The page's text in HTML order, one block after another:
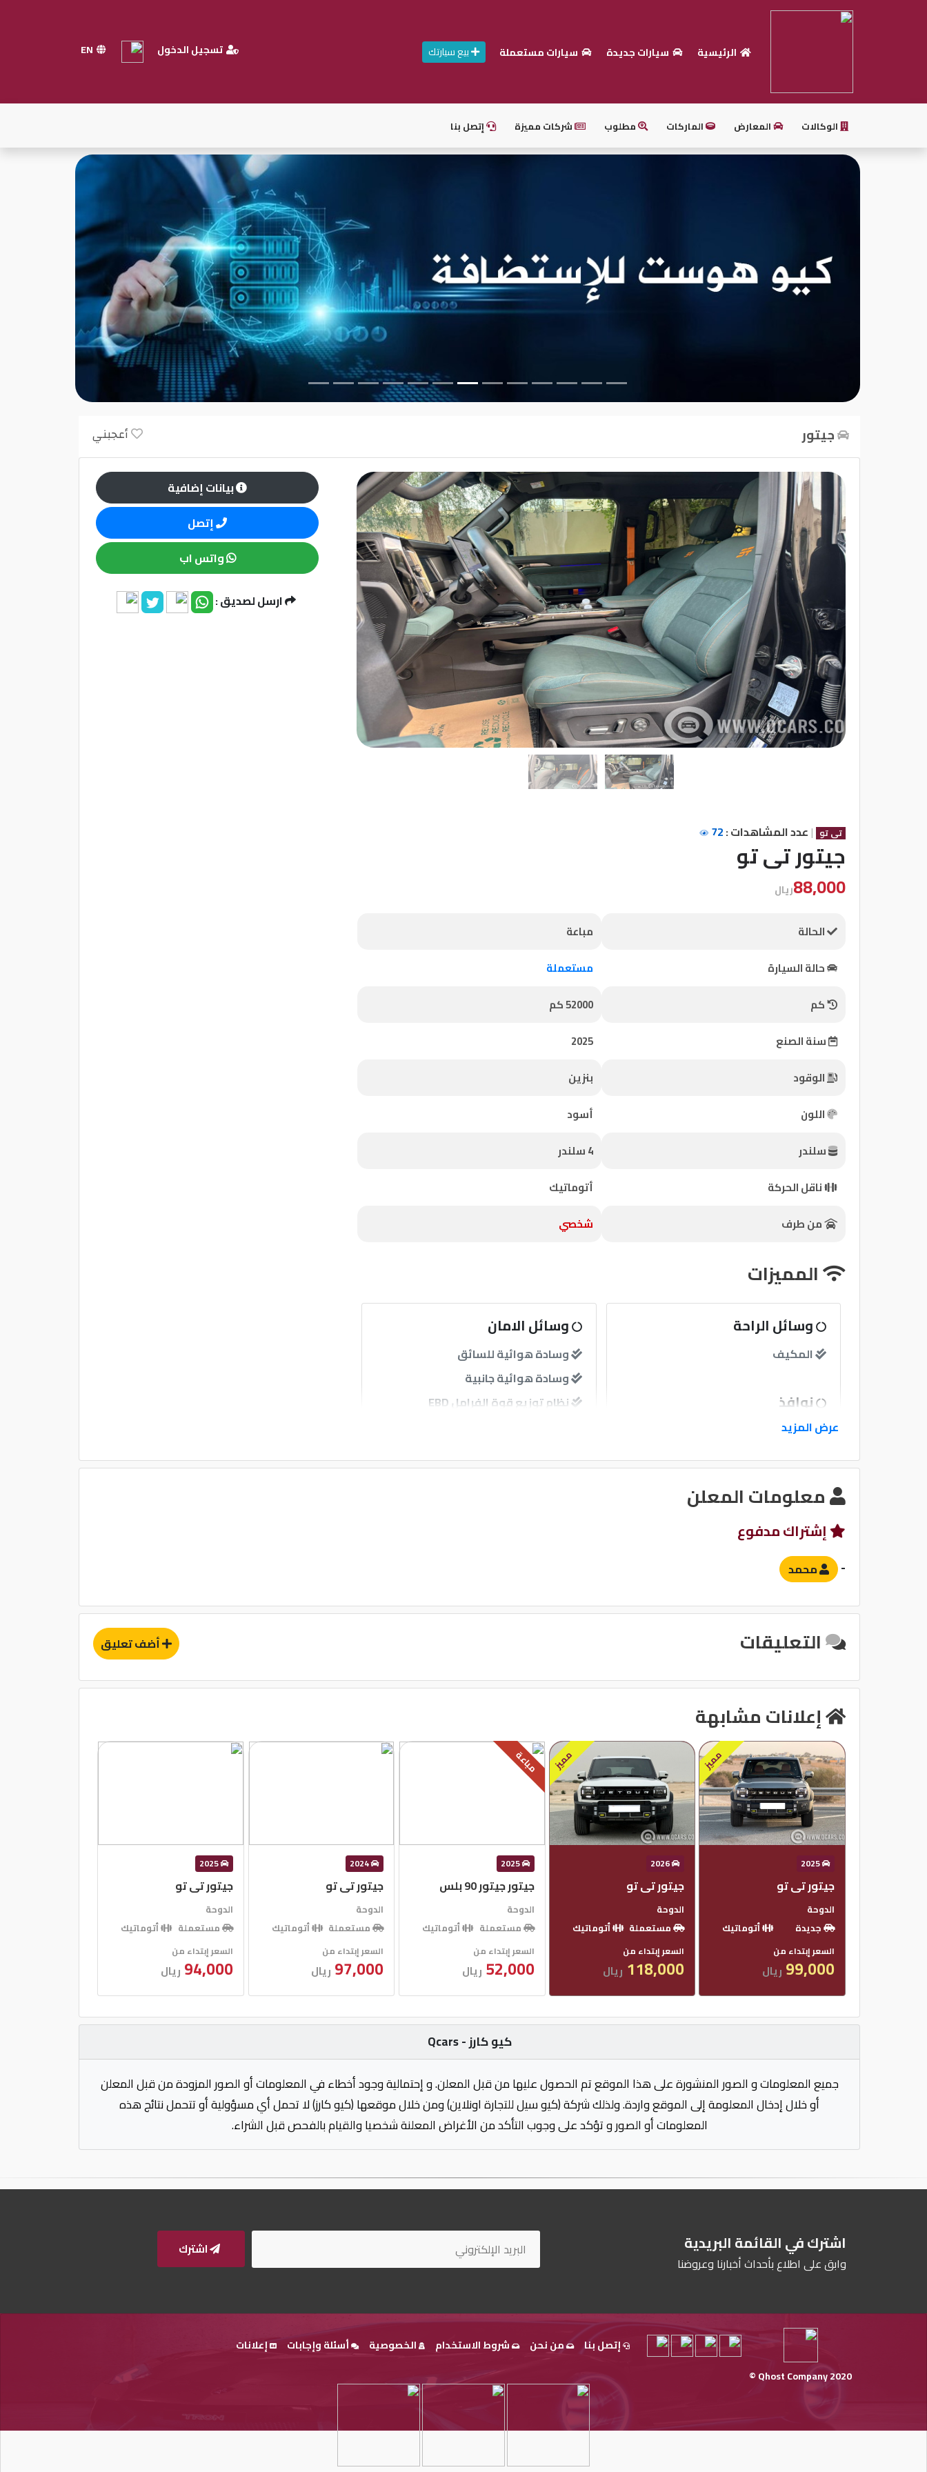
بيع
الرئيسية سيارات جديدة سيارات مستعملة بيع سيارتك تسجيل الدخول
الوكالات المعارض الماركات مطلوب شركات مميزة إتصل بنا
جيتور أعجبني
تى تو | عدد المشاهدات :72
جيتور تى تو
88,000ريال
الحالة
مباعة
حالة السيارة
مستعملة
كم
52000 كم
سنة الصنع
2025
الوقود
بنزين
اللون
أسود
سلندر
4 سلندر
ناقل الحركة
أتوماتيك
من طرف
شخصي
المميزات
وسائل الراحة
المكيف
نوافذ
نوافذ كهربائية امامية
وسائل الامان
وسادة هوائية للسائق
وسادة هوائية جانبية
نظام توزيع قوة الفرامل EBD
آخرى
عرض المزيد
بيانات إضافية
إتصل
واتس اب
ارسل لصديق :
معلومات المعلن
إشتراك مدفوع
- محمد
التعليقات أضف تعليق
إعلانات مشابهة
مميز
2025
جيتور تى تو
الدوحة
جديدة
أتوماتيك
السعر إبتداء من
99,000 ريال
مميز
2026
جيتور تى تو
الدوحة
مستعملة
أتوماتيك
السعر إبتداء من
118,000 ريال
مباعة
2025
جيتور جيتور 90 بلس
الدوحة
مستعملة
أتوماتيك
السعر إبتداء من
52,000 ريال
2024
جيتور تى تو
الدوحة
مستعملة
أتوماتيك
السعر إبتداء من
97,000 ريال
2025
جيتور تى تو
الدوحة
مستعملة
أتوماتيك
السعر إبتداء من
94,000 ريال
كيو كارز - Qcars
جميع المعلومات و الصور المنشورة على هذا الموقع تم الحصول عليها من قبل المعلن. و إحتمالية وجود أخطاء في المعلومات أو الصور المزودة من قبل المعلن
أو خلال إدخال المعلومة إلى الموقع واردة. ولذلك شركة (كيو سيل للتجارة اونلاين) ومن خلال موقعها (كيو كارز) لا تحمل أي مسؤولية أو تتحمل نتائج هذه
المعلومات أو الصور و تؤكد على وجوب التأكد من الأغراض المعلنة شخصيا والقيام بالفحص قبل الشراء.
اشترك في القائمة البريدية
وابق على اطلاع بأحداث أخبارنا وعروضنا
اشترك
Qhost Company 2020 ©
إتصل بنا من نحن شروط الاستخدام الخصوصية أسئلة وإجابات إعلانات